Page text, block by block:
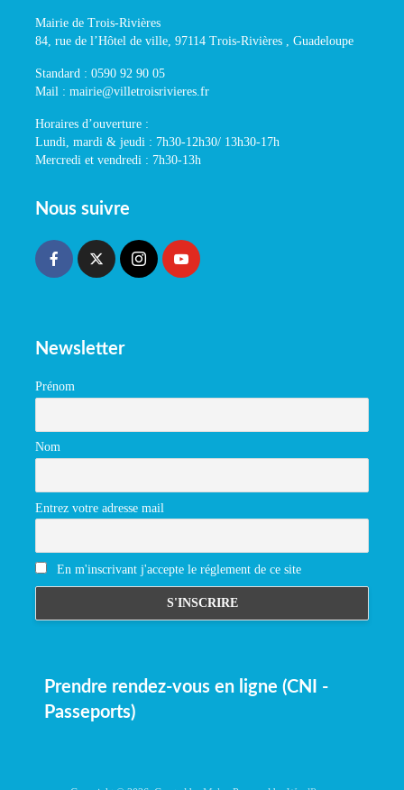
Mairie de Trois-Rivières
84, rue de l’Hôtel de ville, 97114 Trois-Rivières , Guadeloupe
Standard : 0590 92 90 05
Mail : mairie@villetroisrivieres.fr
Horaires d’ouverture :
Lundi, mardi & jeudi : 7h30-12h30/ 13h30-17h
Mercredi et vendredi : 7h30-13h
Nous suivre
Newsletter
Prénom
Nom
Entrez votre adresse mail
En m'inscrivant j'accepte le réglement de ce site
Prendre rendez-vous en ligne (CNI -
Passeports)